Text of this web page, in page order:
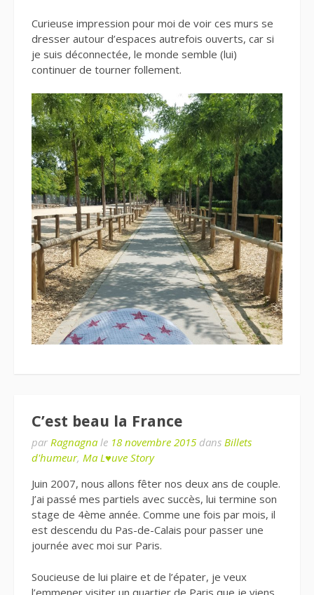
Curieuse impression pour moi de voir ces murs se
dresser autour d’espaces autrefois ouverts, car si
je suis déconnectée, le monde semble (lui)
continuer de tourner follement.
C’est beau la France
par Ragnagna le 18 novembre 2015 dans Billets
d'humeur, Ma L♥uve Story
Juin 2007, nous allons fêter nos deux ans de couple.
J’ai passé mes partiels avec succès, lui termine son
stage de 4ème année. Comme une fois par mois, il
est descendu du Pas-de-Calais pour passer une
journée avec moi sur Paris.
Soucieuse de lui plaire et de l’épater, je veux
l’emmener visiter un quartier de Paris que je viens